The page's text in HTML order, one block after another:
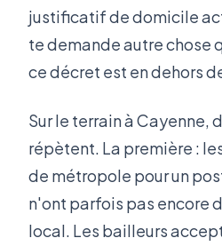
justificatif de domicile
te demande autre chose
ce décret est en dehors
Sur le terrain à Cayenne,
répètent. La première :
de métropole pour un
n'ont parfois pas encore
local. Les bailleurs